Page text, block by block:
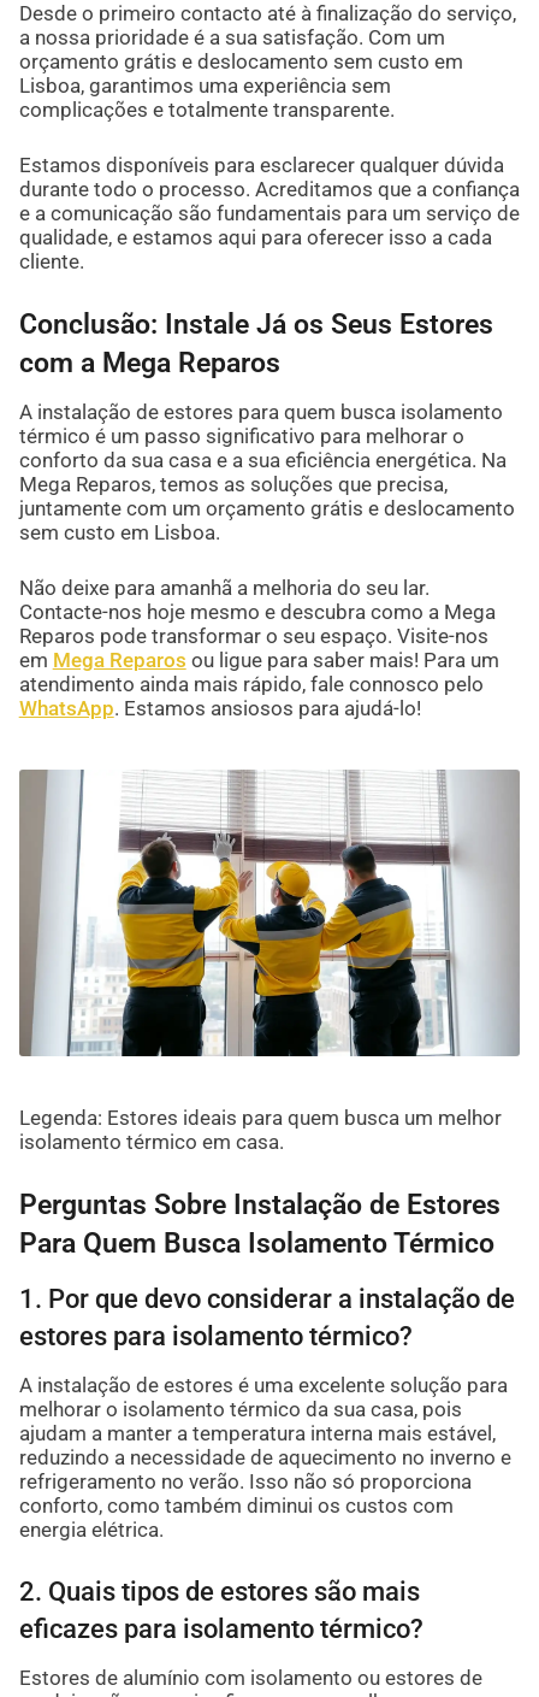
Desde o primeiro contacto até à finalização do serviço,
a nossa prioridade é a sua satisfação. Com um
orçamento grátis e deslocamento sem custo em
Lisboa, garantimos uma experiência sem
complicações e totalmente transparente.
Estamos disponíveis para esclarecer qualquer dúvida
durante todo o processo. Acreditamos que a confiança
e a comunicação são fundamentais para um serviço de
qualidade, e estamos aqui para oferecer isso a cada
cliente.
Conclusão: Instale Já os Seus Estores
com a Mega Reparos
A instalação de estores para quem busca isolamento
térmico é um passo significativo para melhorar o
conforto da sua casa e a sua eficiência energética. Na
Mega Reparos, temos as soluções que precisa,
juntamente com um orçamento grátis e deslocamento
sem custo em Lisboa.
Não deixe para amanhã a melhoria do seu lar.
Contacte-nos hoje mesmo e descubra como a Mega
Reparos pode transformar o seu espaço. Visite-nos
em Mega Reparos ou ligue para saber mais! Para um
atendimento ainda mais rápido, fale connosco pelo
WhatsApp. Estamos ansiosos para ajudá-lo!
Legenda: Estores ideais para quem busca um melhor
isolamento térmico em casa.
Perguntas Sobre Instalação de Estores
Para Quem Busca Isolamento Térmico
1. Por que devo considerar a instalação de
estores para isolamento térmico?
A instalação de estores é uma excelente solução para
melhorar o isolamento térmico da sua casa, pois
ajudam a manter a temperatura interna mais estável,
reduzindo a necessidade de aquecimento no inverno e
refrigeramento no verão. Isso não só proporciona
conforto, como também diminui os custos com
energia elétrica.
2. Quais tipos de estores são mais
eficazes para isolamento térmico?
Estores de alumínio com isolamento ou estores de